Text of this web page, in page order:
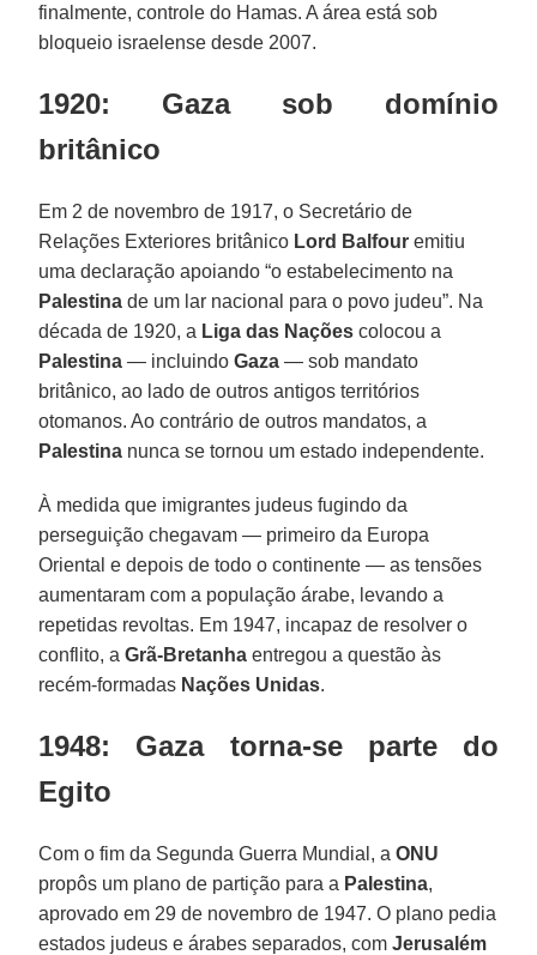
finalmente, controle do Hamas. A área está sob
bloqueio israelense desde 2007.
1920: Gaza sob domínio
britânico
Em 2 de novembro de 1917, o Secretário de
Relações Exteriores britânico Lord Balfour emitiu
uma declaração apoiando “o estabelecimento na
Palestina de um lar nacional para o povo judeu”. Na
década de 1920, a Liga das Nações colocou a
Palestina — incluindoGaza — sob mandato
britânico, ao lado de outros antigos territórios
otomanos. Ao contrário de outros mandatos, a
Palestina nunca se tornou um estado independente.
À medida que imigrantes judeus fugindo da
perseguição chegavam — primeiro da Europa
Oriental e depois de todo o continente — as tensões
aumentaram com a população árabe, levando a
repetidas revoltas. Em 1947, incapaz de resolver o
conflito, aGrã-Bretanha entregou a questão às
recém-formadas Nações Unidas.
1948: Gaza torna-se parte do
Egito
Com o fim da Segunda Guerra Mundial, aONU
propôs um plano de partição para a Palestina,
aprovado em 29 de novembro de 1947. O plano pedia
estados judeus e árabes separados, comJerusalém